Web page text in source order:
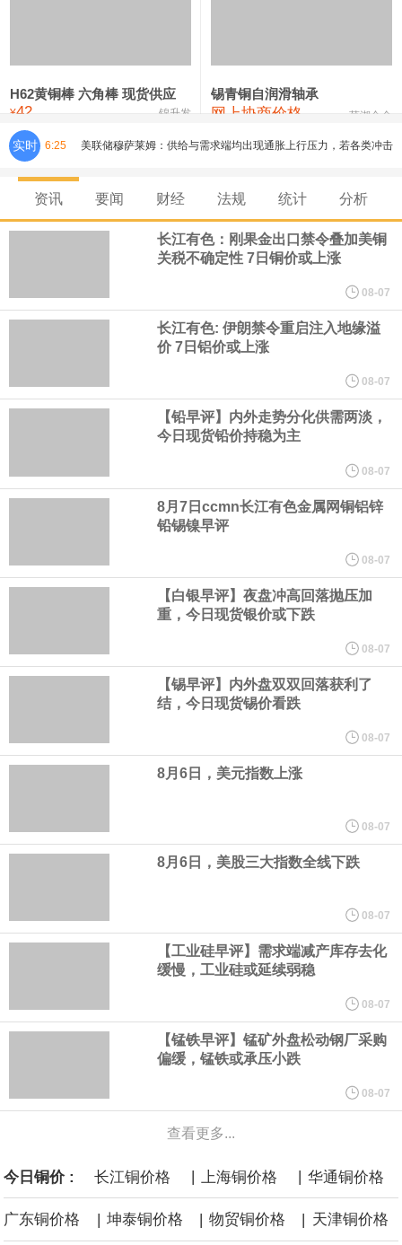
氯化镍 38,300—40,300 39,300 0
H62黄铜棒 六角棒 现货供应
¥42 锦升发
锡青铜自润滑轴承
网上协商价格 芜湖合金
实时 6:25 美联储穆萨莱姆：供给与需求端均出现通胀上行压力，若各类冲击
消退，通胀有望回落至 2%。 一年后通胀可能企稳于 2.5%‑3% 甚至
计加息25个基点的概率为55%。美联储到10月维持利率不变的概率
连续两个月运行在50%以上的扩张区间。总体来看，仓储行业在季
节性气候和极端天气扰动下仍保持扩张，行业运行具有较强韧性。7
月份中国仓储指数为50.3%，较上月上升0.1个百分点，连续两个月
圣路易斯联储行长阿尔伯托·穆萨莱姆表示，由于通胀高于美联储2%
的目标，决策者负担不起在等待可能出现更强劲的生产率增长的同
时、容忍更高通胀的代价。“在这样的背景下，货币政策对基本通胀
实施有力的约束至关重要，而不是为了追求未来的生产率增长而容
忍如今更高的通胀，”穆萨莱姆在为圣保罗一场活动准备的讲稿中表
8月6日，伊朗方面公开拟议的霍尔木兹海峡战略管理方案初步文本
细节，内容包括禁止敌对方面通过海峡等，违反规定者将被处以最
高达货物价值20%的罚款。
中国制造与中国品牌正加速扩大在韩国汽车市场的影响力。韩联社4
日报道称，韩国上半年售出的电动汽车中，超1/3为中国制造车型。
与此同时，中国产汽车在韩国进口车市场中的份额首次超过德国，
成为韩国最大的进口车来源地。
资讯 要闻 财经 法规 统计 分析
长江有色：刚果金出口禁令叠加美铜
关税不确定性 7日铜价或上涨
08-07
长江有色: 伊朗禁令重启注入地缘溢
价 7日铝价或上涨
08-07
【铅早评】内外走势分化供需两淡，
今日现货铅价持稳为主
08-07
8月7日ccmn长江有色金属网铜铝锌
铅锡镍早评
08-07
【白银早评】夜盘冲高回落抛压加
重，今日现货银价或下跌
08-07
【锡早评】内外盘双双回落获利了
结，今日现货锡价看跌
08-07
8月6日，美元指数上涨
08-07
8月6日，美股三大指数全线下跌
08-07
【工业硅早评】需求端减产库存去化
缓慢，工业硅或延续弱稳
08-07
【锰铁早评】锰矿外盘松动钢厂采购
偏缓，锰铁或承压小跌
08-07
查看更多...
今日铜价 : 长江铜价格 | 上海铜价格 | 华通铜价格
广东铜价格 | 坤泰铜价格 | 物贸铜价格 | 天津铜价格